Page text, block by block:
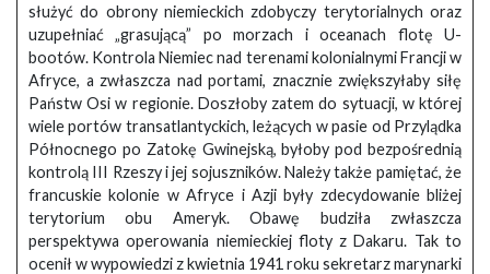
służyć do obrony niemieckich zdobyczy terytorialnych oraz
uzupełniać „grasującą” po morzach i oceanach flotę U-
bootów. Kontrola Niemiec nad terenami kolonialnymi Francji w
Afryce, a zwłaszcza nad portami, znacznie zwiększyłaby siłę
Państw Osi w regionie. Doszłoby zatem do sytuacji, w której
wiele portów transatlantyckich, leżących w pasie od Przylądka
Północnego po Zatokę Gwinejską, byłoby pod bezpośrednią
kontrolą III Rzeszy i jej sojuszników. Należy także pamiętać, że
francuskie kolonie w Afryce i Azji były zdecydowanie bliżej
terytorium obu Ameryk. Obawę budziła zwłaszcza
perspektywa operowania niemieckiej floty z Dakaru. Tak to
ocenił w wypowiedzi z kwietnia 1941 roku sekretarz marynarki